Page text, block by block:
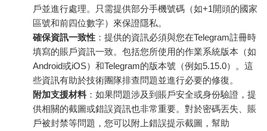
戶並進行處理。只需提供部分手機號碼（如+1開頭的國家
區號和前四位數字）來保證隱私。
確保資訊一致性 ：提供的資訊必須與您在Telegram註冊時
填寫的賬戶資訊一致。包括您所使用的作業系統版本（如
Android或iOS）和Telegram的版本號（例如5.15.0）。這
些資訊有助於技術團隊排查問題並進行必要的修復。
附加支援材料 ：如果問題涉及到賬戶安全或身份驗證，提
供相關的截圖或錯誤資訊也非常重要。對於密碼丟失、賬
戶被封禁等問題，您可以附上錯誤提示截圖，幫助